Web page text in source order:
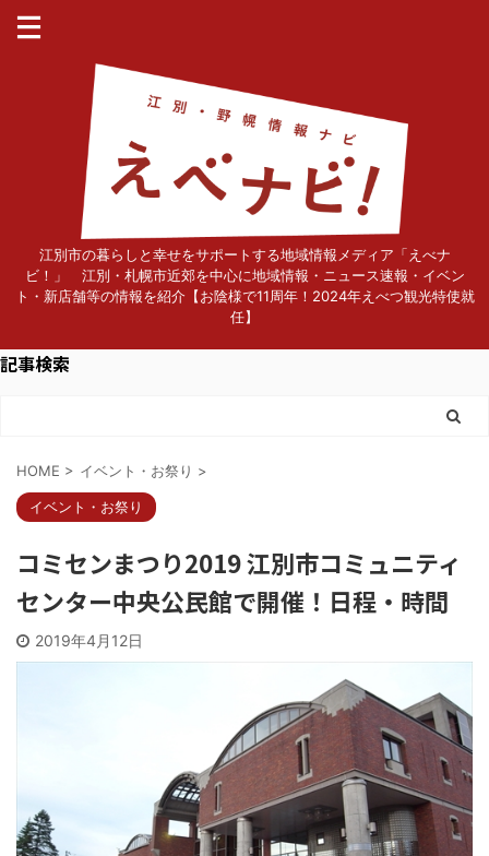
江別市の暮らしと幸せをサポートする地域情報メディア「えべナ
ビ！」 江別・札幌市近郊を中心に地域情報・ニュース速報・イベン
ト・新店舗等の情報を紹介【お陰様で11周年！2024年えべつ観光特使就
任】
記事検索
HOME > イベント・お祭り >
イベント・お祭り
コミセンまつり2019 江別市コミュニティ
センター中央公民館で開催！日程・時間
2019年4月12日